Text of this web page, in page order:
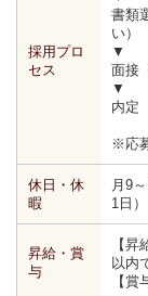
採用プロ
セス
書類
い）
▼
面接
▼
内定
※応
休日・休
暇
月9
1日）
昇給・賞
与
【
以内
【賞